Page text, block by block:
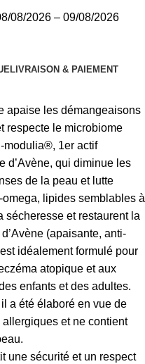
08/2026 – 09/08/2026
LIVRAISON & PAIEMENT
apaise les démangeaisons
respecte le microbiome
modulia®, 1er actif
d’Avène, qui diminue les
de la peau et lutte
lipides semblables à
sécheresse et restaurent la
(apaisante, anti-
idéalement formulé pour
atopique et aux
enfants et des adultes.
a été élaboré en vue de
et ne contient
une sécurité et un respect